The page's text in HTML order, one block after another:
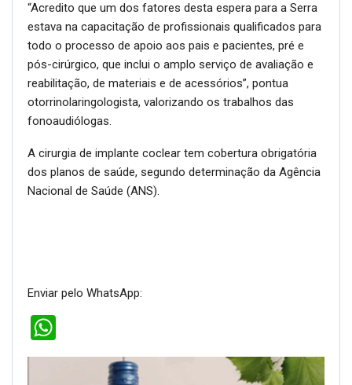
“Acredito que um dos fatores desta espera para a Serra
estava na capacitação de profissionais qualificados para
todo o processo de apoio aos pais e pacientes, pré e
pós-cirúrgico, que inclui o amplo serviço de avaliação e
reabilitação, de materiais e de acessórios”, pontua
otorrinolaringologista, valorizando os trabalhos das
fonoaudiólogas.
A cirurgia de implante coclear tem cobertura obrigatória
dos planos de saúde, segundo determinação da Agência
Nacional de Saúde (ANS).
Enviar pelo WhatsApp: